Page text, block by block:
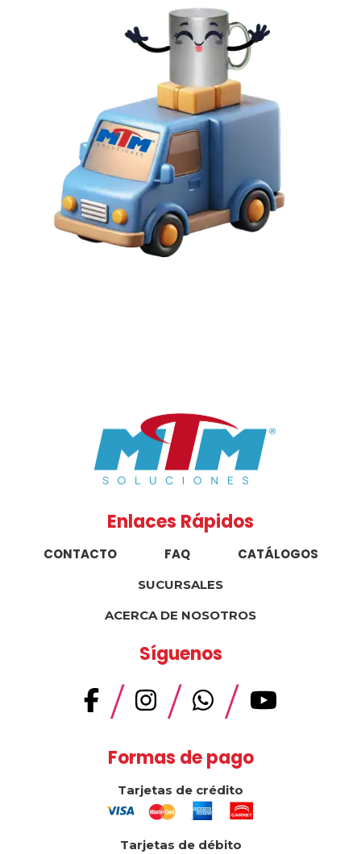
Enlaces Rápidos
CONTACTO FAQ CATÁLOGOS
SUCURSALES
ACERCA DE NOSOTROS
Síguenos
/ / /
Formas de pago
Tarjetas de crédito
Tarjetas de débito